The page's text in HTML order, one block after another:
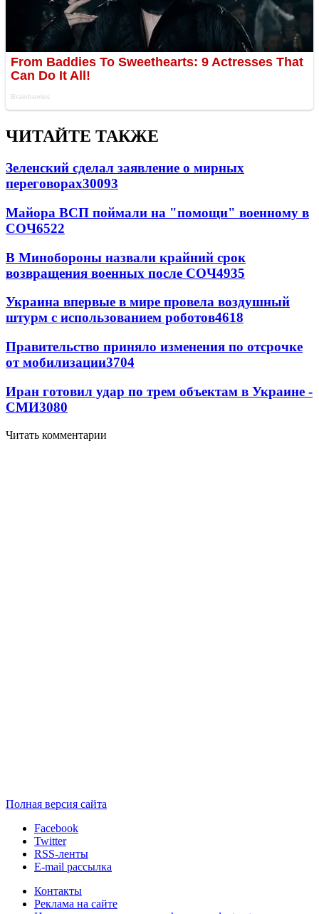
ЧИТАЙТЕ ТАКЖЕ
Зеленский сделал заявление о мирных
переговорах30093
Майора ВСП поймали на "помощи" военному в
СОЧ6522
В Минобороны назвали крайний срок
возвращения военных после СОЧ4935
Украина впервые в мире провела воздушный
штурм с использованием роботов4618
Правительство приняло изменения по отсрочке
от мобилизации3704
Иран готовил удар по трем объектам в Украине -
СМИ3080
Читать комментарии
Полная версия сайта
Facebook
Twitter
RSS-ленты
E-mail рассылка
Контакты
Реклама на сайте